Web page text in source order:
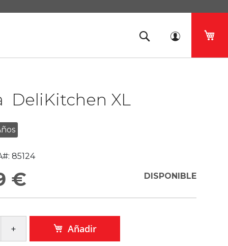
DeliKitchen XL
85124
€ DISPONIBLE
Añadir